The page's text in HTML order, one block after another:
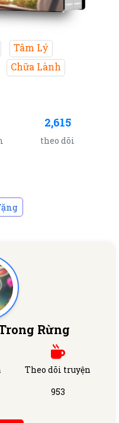
Tâm Lý
Chữa Lành
2,615
theo dõi
Rừng
Theo dõi truyện
953